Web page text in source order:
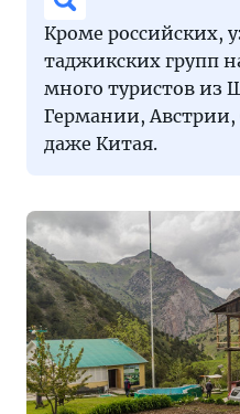
Кроме российских,
таджикских групп
много туристов из
Германии,
даже Китая.